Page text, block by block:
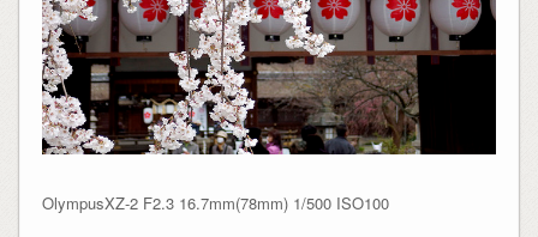
OlympusXZ-2 F2.3 16.7mm(78mm) 1/500 ISO100